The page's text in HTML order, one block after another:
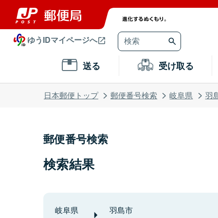
ゆうIDマイページへ
送る 受け取る
日本郵便トップ 郵便番号検索 岐阜県 羽
郵便番号検索
検索結果
岐阜県 羽島市